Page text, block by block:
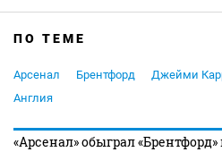
ПО ТЕМЕ
Арсенал Брентфорд Джейми
Англия
«Арсенал» обыграл